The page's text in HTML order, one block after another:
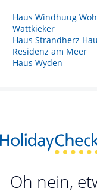
Haus Windhuug
Wattkieker
Haus Strandherz
Residenz am Meer
Haus Wyden
Oh nein,